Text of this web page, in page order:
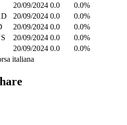
20/09/2024 0.0
0.0%
20/09/2024 0.0
0.0%
20/09/2024 0.0
0.0%
20/09/2024 0.0
0.0%
20/09/2024 0.0
0.0%
italiana